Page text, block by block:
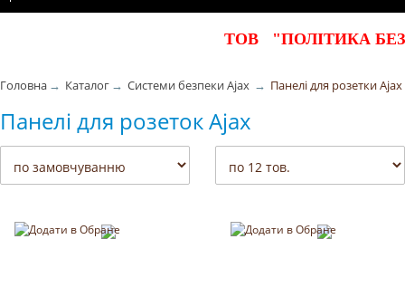
ТОВ "ПОЛІТИКА
Головна → Каталог → Системи безпеки Ajax → Панелі для розетки Ajax
Панелі для розеток Ajax